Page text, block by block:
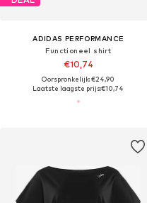
ADIDAS PERFORMANCE
Functioneel shirt
€10,74
Oorspronkelijk: €24,90
Laatste laagste prijs:€10,74